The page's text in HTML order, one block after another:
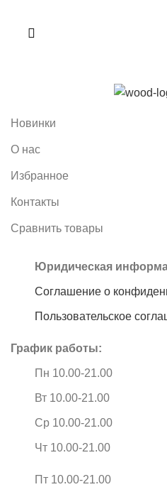
Новинки
О нас
Избранное
Контакты
Сравнить товары
Юридическая
Соглашение о
Пользовательское
График работы:
Пн 10.00-21.00
Вт 10.00-21.00
Ср 10.00-21.00
Чт 10.00-21.00
Пт 10.00-21.00